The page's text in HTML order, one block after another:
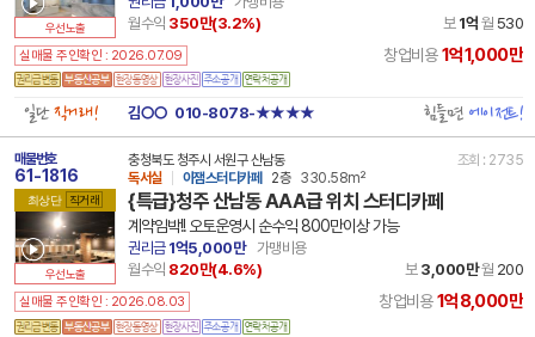
우선노출
월수익 350만(3.2%) 보 1억 월 530
실매물 주인확인 : 2026.07.09 창업비용1억1,000만
일단직거래! 김○○ 010-8078-★★★★ 힘들면에이전트!
매물번호
61-1816
최상단 직거래
우선노출
충청북도 청주시 서원구 산남동
조회 : 2735
독서실
이잼스터디카페 2층 330.58m²
{특급}청주 산남동 AAA급 위치 스터디카페
계약임박!! 오토운영시 순수익 800만이상 가능
권리금1억5,000만
가맹비용
월수익 820만(4.6%) 보3,000만 월 200
실매물 주인확인 : 2026.08.03 창업비용1억8,000만